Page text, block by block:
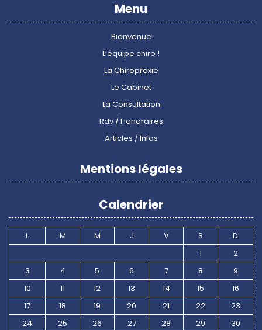
l’article
Menu
Bienvenue
L’équipe chiro !
La Chiropraxie
Le Cabinet
La Consultation
Rdv / Honoraires
Articles / Infos
Mentions légales
Calendrier
L M M J V S
D
1
2
3
4 5 6 7 8
9
10
11 12 13 14 15
16
17
18 19 20 21 22
23
24
25 26 27 28 29
30